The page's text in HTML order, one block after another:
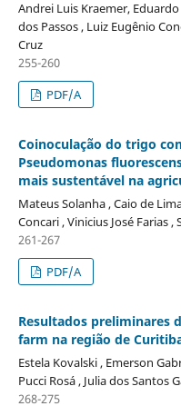
Andrei Luis Kraemer,
dos Passos , Luiz Eugênio
Cruz
255-260
PDF/A
Coinoculação do trigo
Pseudomonas
mais sustentável na
Mateus Solanha , Caio de
Concari , Vinicius José Farias ,
261-267
PDF/A
Resultados preliminares
farm na região de
Estela Kovalski , Emerson
Pucci Rosá , Julia dos Santos
268-275